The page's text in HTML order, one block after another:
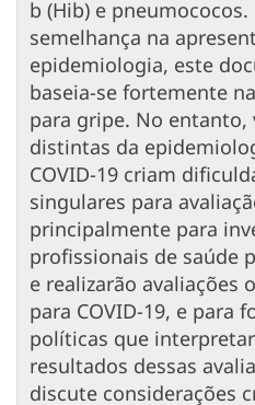
b (Hib) e pneumococos.
semelhança na
epidemiologia, este
baseia-se fortemente
para gripe. No entanto,
distintas da
COVID-19 criam
singulares para
principalmente para
profissionais de saúde
e realizarão avaliações
para COVID-19, e para
políticas que
resultados dessas
discute considerações